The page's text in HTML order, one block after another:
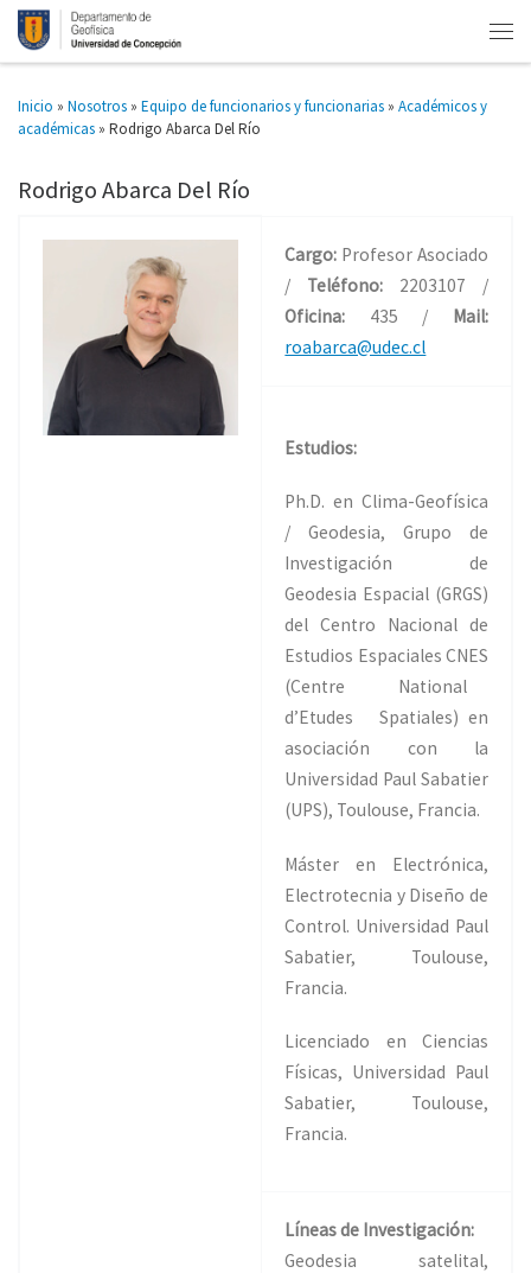
Inicio » Nosotros » Equipo de funcionarios y funcionarias » Académicos y
académicas » Rodrigo Abarca Del Río
Rodrigo Abarca Del Río
Cargo: Profesor Asociado
/ Teléfono: 2203107 /
Oficina: 435 /
Mail:
roabarca@udec.cl
Estudios:
Ph.D. en Clima-Geofísica
/ Geodesia, Grupo de
Investigación de
Geodesia Espacial (GRGS)
del Centro Nacional de
Estudios Espaciales CNES
(Centre National
d’Etudes Spatiales) en
asociación con la
Universidad Paul Sabatier
(UPS), Toulouse, Francia.
Máster en Electrónica,
Electrotecnia y Diseño de
Control. Universidad Paul
Sabatier, Toulouse,
Francia.
Licenciado en Ciencias
Físicas, Universidad Paul
Sabatier, Toulouse,
Francia.
Líneas de Investigación:
Geodesia satelital,